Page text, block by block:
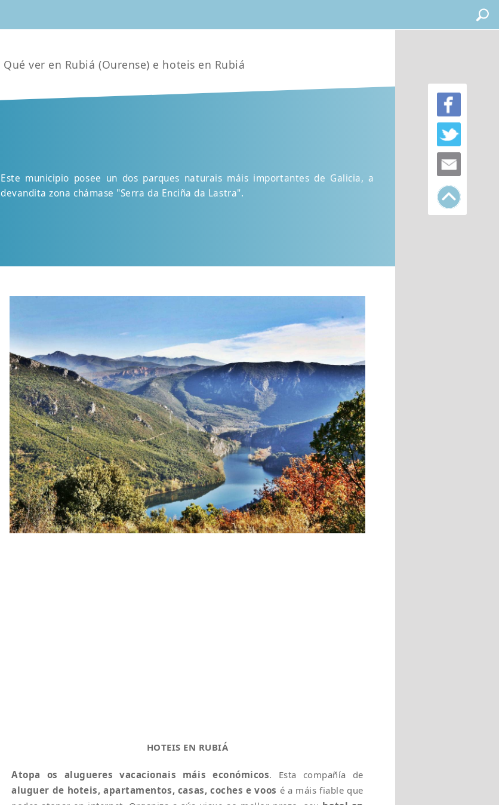
Qué ver en Rubiá (Ourense) e hoteis en Rubiá
Este municipio posee un dos parques naturais máis importantes de Galicia, a
devandita zona chámase "Serra da Enciña da Lastra".
HOTEIS EN RUBIÁ
Atopa os alugueres vacacionais máis económicos. Esta compañía de
aluguer de hoteis, apartamentos, casas, coches e voos é a máis fiable que